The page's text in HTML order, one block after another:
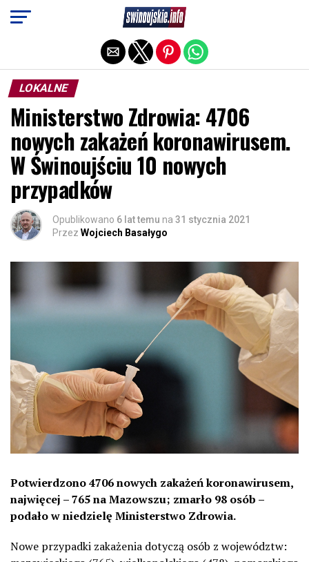
LOKALNE
Ministerstwo Zdrowia: 4706
nowych zakażeń koronawirusem.
W Świnoujściu 10 nowych
przypadków
Opublikowano 6 lat temu na 31 stycznia 2021
Przez Wojciech Basałygo
Potwierdzono 4706 nowych zakażeń koronawirusem,
najwięcej – 765 na Mazowszu; zmarło 98 osób –
podało w niedzielę Ministerstwo Zdrowia.
Nowe przypadki zakażenia dotyczą osób z województw:
Exit mobile version